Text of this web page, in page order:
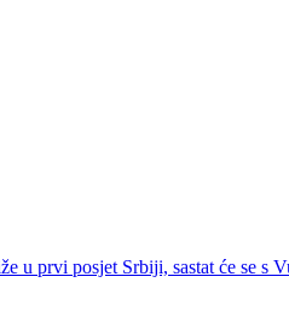
u prvi posjet Srbiji, sastat će se s